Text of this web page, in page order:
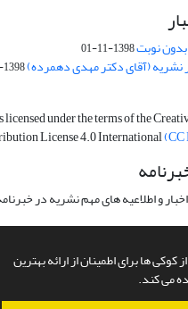
ها برای اطمینان از ارائه بهترین
می کند.
نوبت1398-11-01
نشریه (آقای دکتر مهدی دهمرده)1398-10-24
licensed under the terms of the
License 4.0 International
و اطلاعیه های مهم نشریه در